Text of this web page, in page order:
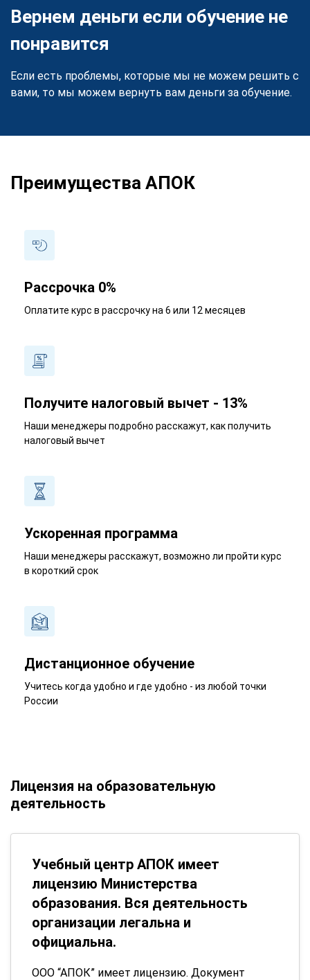
Вернем деньги если обучение не
понравится
Если есть проблемы, которые мы не можем решить с
вами, то мы можем вернуть вам деньги за обучение.
Преимущества АПОК
Рассрочка 0%
Оплатите курс в рассрочку на 6 или 12 месяцев
Получите налоговый вычет - 13%
Наши менеджеры подробно расскажут, как получить
налоговый вычет
Ускоренная программа
Наши менеджеры расскажут, возможно ли пройти курс
в короткий срок
Дистанционное обучение
Учитесь когда удобно и где удобно - из любой точки
России
Лицензия на образовательную
деятельность
Учебный центр АПОК имеет
лицензию Министерства
образования. Вся деятельность
организации легальна и
официальна.
ООО “АПОК” имеет лицензию. Документ